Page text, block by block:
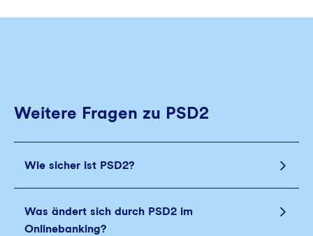
Weitere Fragen zu PSD2
Wie sicher ist PSD2?
Was ändert sich durch PSD2 im
Onlinebanking?